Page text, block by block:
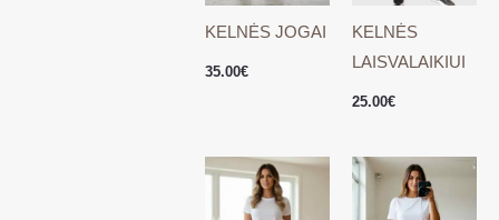
KELNĖS JOGAI
35.00€
KELNĖS
LAISVALAIKIUI
25.00€